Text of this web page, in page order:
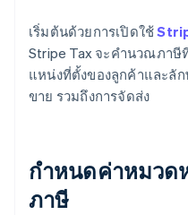
เริ่มต้นด้วยการเปิดใช้
Stripe Tax จะคํานวณภาษี
แหน่งที่ตั้งของลูกค้าและ
ขาย รวมถึงการจัดส่ง
กําหนดค่าหมว
ภาษี